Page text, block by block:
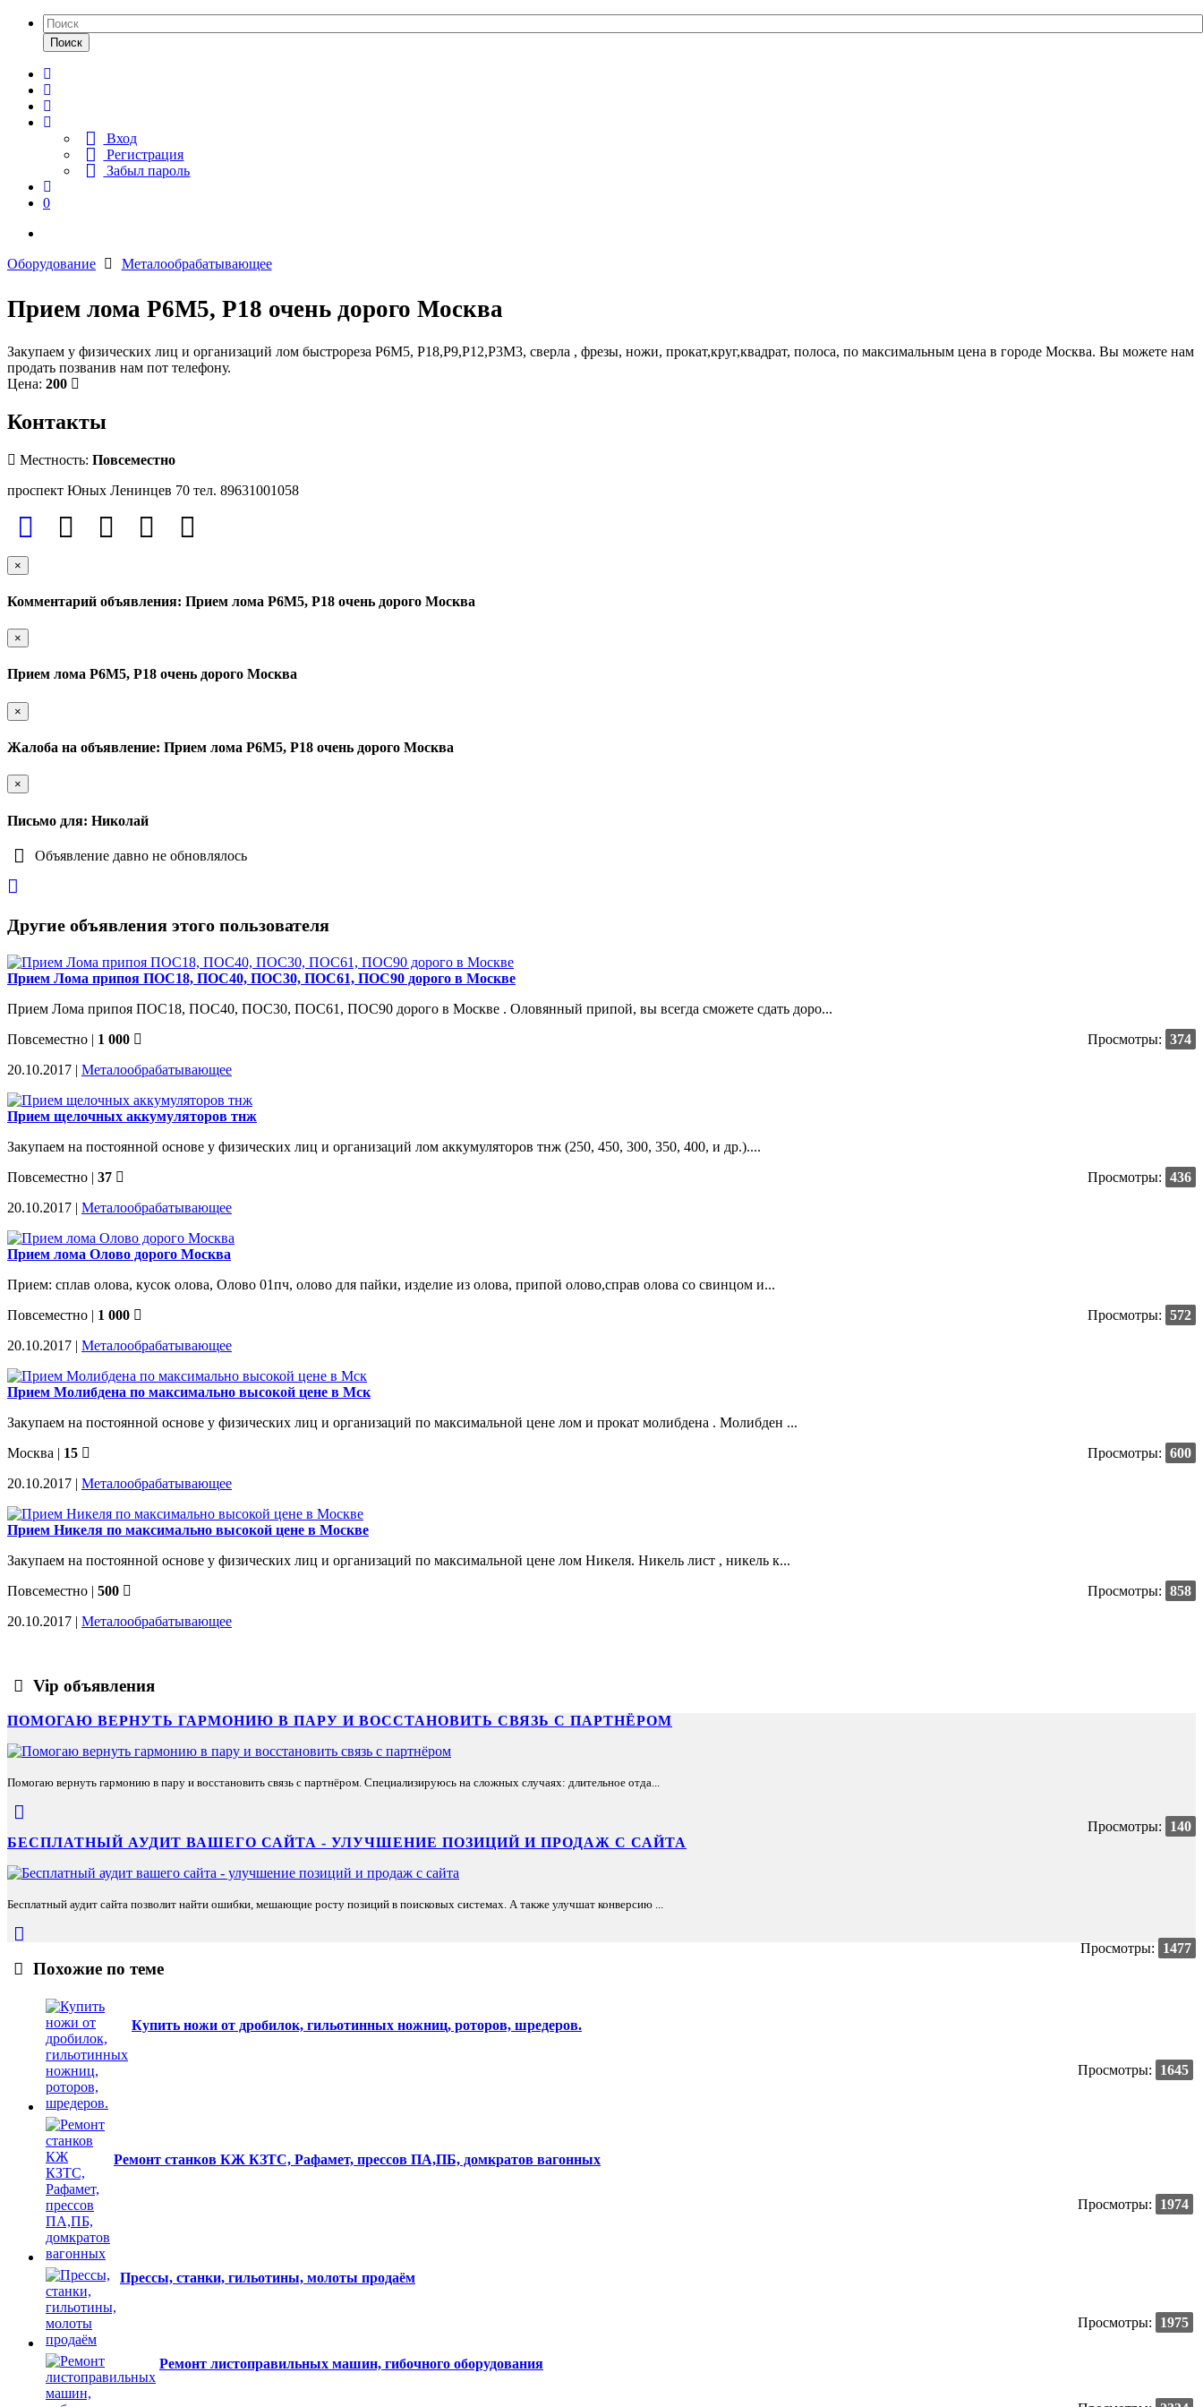
Поиск
Вход
Регистрация
Забыл пароль
0
Оборудование Металообрабатывающее
Прием лома Р6М5, Р18 очень дорого Москва
Закупаем у физических лиц и организаций лом быстрореза Р6М5, Р18,Р9,Р12,Р3М3, сверла , фрезы, ножи, прокат,круг,квадрат, полоса, по максимальным цена в городе Москва. Вы можете нам
продать позванив нам пот телефону.
Цена: 200
Контакты
Местность: Повсеместно
проспект Юных Ленинцев 70 тел. 89631001058
×
Комментарий объявления: Прием лома Р6М5, Р18 очень дорого Москва
×
Прием лома Р6М5, Р18 очень дорого Москва
×
Жалоба на объявление: Прием лома Р6М5, Р18 очень дорого Москва
×
Письмо для: Николай
Объявление давно не обновлялось
Другие объявления этого пользователя
Прием Лома припоя ПОС18, ПОС40, ПОС30, ПОС61, ПОС90 дорого в Москве
Прием Лома припоя ПОС18, ПОС40, ПОС30, ПОС61, ПОС90 дорого в Москве . Оловянный припой, вы всегда сможете сдать доро...
Повсеместно | 1 000 Просмотры: 374
20.10.2017 | Металообрабатывающее
Прием щелочных аккумуляторов тнж
Закупаем на постоянной основе у физических лиц и организаций лом аккумуляторов тнж (250, 450, 300, 350, 400, и др.)....
Повсеместно | 37 Просмотры: 436
20.10.2017 | Металообрабатывающее
Прием лома Олово дорого Москва
Прием: сплав олова, кусок олова, Олово 01пч, олово для пайки, изделие из олова, припой олово,справ олова со свинцом и...
Повсеместно | 1 000 Просмотры: 572
20.10.2017 | Металообрабатывающее
Прием Молибдена по максимально высокой цене в Мск
Закупаем на постоянной основе у физических лиц и организаций по максимальной цене лом и прокат молибдена . Молибден ...
Москва | 15 Просмотры: 600
20.10.2017 | Металообрабатывающее
Прием Никеля по максимально высокой цене в Москве
Закупаем на постоянной основе у физических лиц и организаций по максимальной цене лом Никеля. Никель лист , никель к...
Повсеместно | 500 Просмотры: 858
20.10.2017 | Металообрабатывающее
Vip объявления
ПОМОГАЮ ВЕРНУТЬ ГАРМОНИЮ В ПАРУ И ВОССТАНОВИТЬ СВЯЗЬ С ПАРТНЁРОМ
Помогаю вернуть гармонию в пару и восстановить связь с партнёром. Специализируюсь на сложных случаях: длительное отда...
Просмотры:
140
БЕСПЛАТНЫЙ АУДИТ ВАШЕГО САЙТА - УЛУЧШЕНИЕ ПОЗИЦИЙ И ПРОДАЖ С САЙТА
Бесплатный аудит сайта позволит найти ошибки, мешающие росту позиций в поисковых системах. А также улучшат конверсию ...
Просмотры: 1477
Похожие по теме
Купить ножи от дробилок, гильотинных ножниц, роторов, шредеров.
Просмотры: 1645
Ремонт станков КЖ КЗТС, Рафамет, прессов ПА,ПБ, домкратов вагонных
Просмотры: 1974
Прессы, станки, гильотины, молоты продаём
Просмотры: 1975
Ремонт листоправильных машин, гибочного оборудования